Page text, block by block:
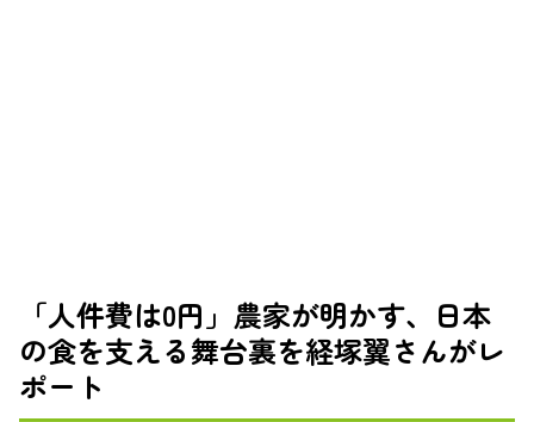
「人件費は0円」農家が明かす、日本
の食を支える舞台裏を経塚翼さんがレ
ポート